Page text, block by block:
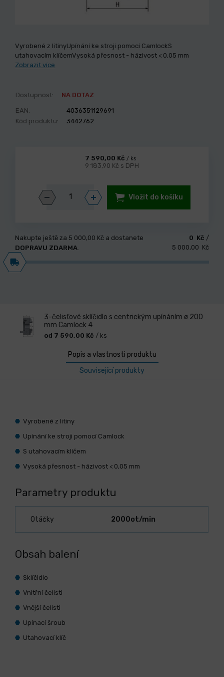
Vyrobené z litinyUpínání ke stroji pomocí CamlockS
utahovacím klíčemVysoká přesnost - házivost < 0,05 mm
Zobrazit více
Dostupnost: NA DOTAZ
EAN:
4036351129691
Kód produktu:
3442762
7 590,00 Kč / ks
9 183,90 Kč s DPH
Vložit do košíku
Nakupte ještě za 5 000,00 Kč a dostanete
DOPRAVU ZDARMA.
0 Kč /
5 000,00 Kč
3-čelisťové sklíčidlo s centrickým upínáním ø 200
mm Camlock 4
od 7 590,00 Kč / ks
Popis a vlastnosti produktu
Související produkty
Vyrobené z litiny
Upínání ke stroji pomocí Camlock
S utahovacím klíčem
Vysoká přesnost - házivost < 0,05 mm
Parametry produktu
Otáčky 2000ot/min
Obsah balení
Sklíčidlo
Vnitřní čelisti
Vnější čelisti
Upínací šroub
Utahovací klíč